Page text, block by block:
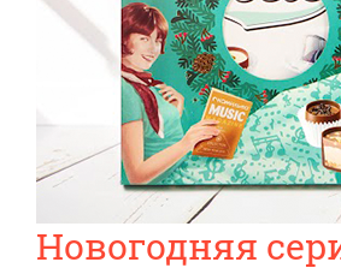
Новогодняя